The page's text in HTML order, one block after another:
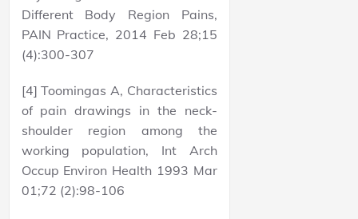
Different Body Region Pains,
PAIN Practice, 2014 Feb 28;15
(4):300-307
[4] Toomingas A, Characteristics
of pain drawings in the neck-
shoulder region among the
working population, Int Arch
Occup Environ Health 1993 Mar
01;72 (2):98-106